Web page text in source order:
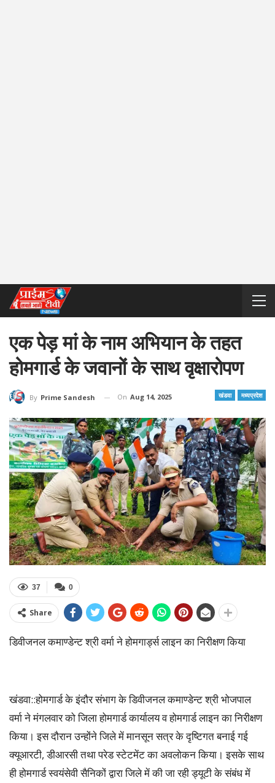
एक पेड़ मां के नाम अभियान के तहत
होमगार्ड के जवानों के साथ वृक्षारोपण
खंडवा मध्यप्रदेश
By Prime Sandesh On Aug 14, 2025
0
37
Share
डिवीजनल कमाण्डेन्ट श्री वर्मा ने होमगार्ड्स लाइन का निरीक्षण किया
खंडवा::होमगार्ड के इंदौर संभाग के डिवीजनल कमाण्डेन्ट श्री भोजपाल
वर्मा ने मंगलवार को जिला होमगार्ड कार्यालय व होमगार्ड लाइन का निरीक्षण
किया। इस दौरान उन्होंने जिले में मानसून सत्र के दृष्टिगत बनाई गई
क्यूआरटी, डीआरसी तथा परेड स्टेटमेंट का अवलोकन किया। इसके साथ
ही होमगार्ड स्वयंसेवी सैनिकों द्वारा जिले में की जा रही ड्यूटी के संबंध में